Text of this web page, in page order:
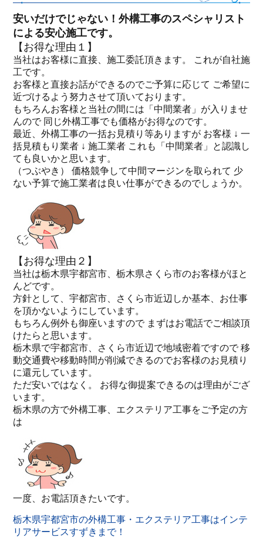
安いだけでじゃない！外構工事のスペシャリスト
による安心施工です。
【お得な理由１】
当社はお客様に直接、施工委託頂きます。 これが自社施
工です。
お客様と直接お話ができるのでご予算に応じて ご希望に
近づけるよう努力させて頂いております。
もちろんお客様と当社の間には「中間業者」が入りませ
んので 同じ外構工事でも価格がお得なのです。
最近、外構工事の一括お見積り等ありますが お客様 ↓ 一
括見積もり業者 ↓ 施工業者 これも「中間業者」と認識し
ても良いかと思います。
（つぶやき） 価格競争して中間マージンを取られて 少
ない予算で施工業者は良い仕事ができるのでしょうか。
【お得な理由２】
当社は栃木県宇都宮市、栃木県さくら市のお客様がほと
んどです。
方針として、宇都宮市、さくら市近辺しか基本、お仕事
を頂かないようにしています。
もちろん例外も御座いますので まずはお電話でご相談頂
けたらと思います。
栃木県で宇都宮市、さくら市近辺で地域密着ですので 移
動交通費や移動時間が削減できるのでお客様のお見積り
に還元しています。
ただ安いではなく。 お得な御提案できるのは理由がござ
います。
栃木県の方で外構工事、エクステリア工事をご予定の方
は
一度、お電話頂きたいです。
栃木県宇都宮市の外構工事・エクステリア工事はインテ
リアサービスすずきまで！